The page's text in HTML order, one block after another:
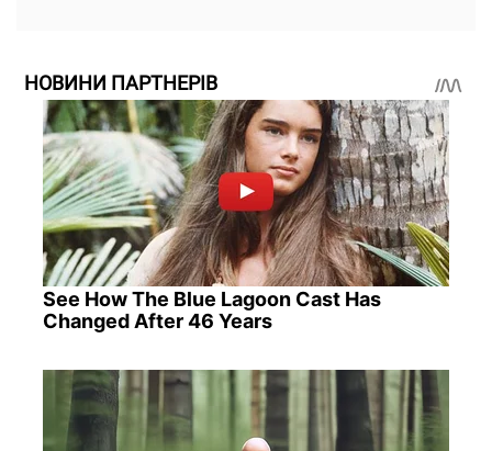
НОВИНИ ПАРТНЕРІВ
See How The Blue Lagoon Cast Has
Changed After 46 Years